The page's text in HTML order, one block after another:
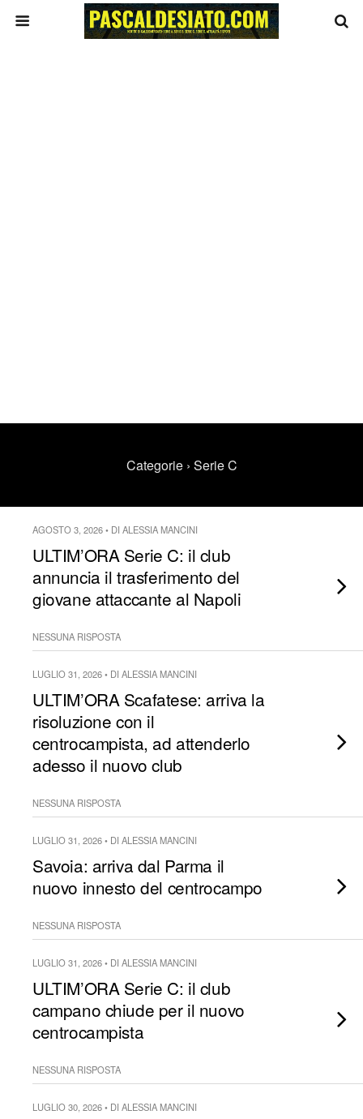
Categorie › Serie C
AGOSTO 3, 2026 • DI ALESSIA MANCINI
ULTIM’ORA Serie C: il club
annuncia il trasferimento del
giovane attaccante al Napoli
NESSUNA RISPOSTA
LUGLIO 31, 2026 • DI ALESSIA MANCINI
ULTIM’ORA Scafatese: arriva la
risoluzione con il
centrocampista, ad attenderlo
adesso il nuovo club
NESSUNA RISPOSTA
LUGLIO 31, 2026 • DI ALESSIA MANCINI
Savoia: arriva dal Parma il
nuovo innesto del centrocampo
NESSUNA RISPOSTA
LUGLIO 31, 2026 • DI ALESSIA MANCINI
ULTIM’ORA Serie C: il club
campano chiude per il nuovo
centrocampista
NESSUNA RISPOSTA
LUGLIO 30, 2026 • DI ALESSIA MANCINI